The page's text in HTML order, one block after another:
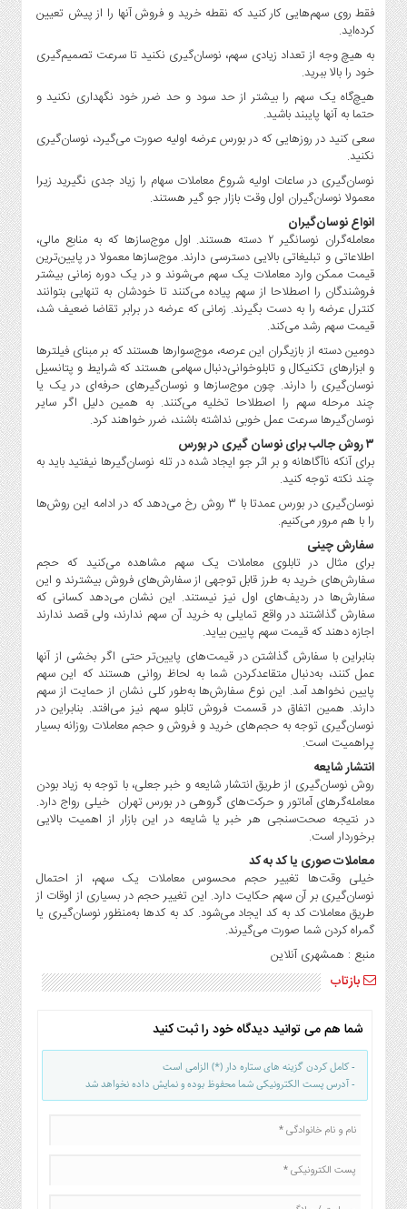
فقط روی سهم‌هایی کار کنید که نقطه خرید و فروش آنها را از پیش تعیین
کرده‌اید.
به هیچ وجه از تعداد زیادی سهم، نوسان‌گیری نکنید تا سرعت تصمیم‌گیری
خود را بالا ببرید.
هیچ‌گاه یک سهم را بیشتر از حد سود و حد ضرر خود نگهداری نکنید و
حتما به آنها پایبند باشید.
سعی کنید در روزهایی که در بورس عرضه اولیه صورت می‌گیرد، نوسان‌گیری
نکنید.
نوسان‌گیری در ساعات اولیه شروع معاملات سهام را زیاد جدی نگیرید زیرا
معمولا نوسان‌گیران اول وقت بازار جو گیر هستند.
انواع نوسان‌گیران
معامله‌گران نوسانگیر ۲ دسته هستند. اول موج‌سازها که به منابع مالی،
اطلاعاتی و تبلیغاتی بالایی دسترسی دارند. موج‌سازها معمولا در پایین‌ترین
قیمت ممکن وارد معاملات یک سهم می‌شوند و در یک دوره زمانی بیشتر
فروشندگان را اصطلاحا از سهم پیاده می‌کنند تا خودشان به تنهایی بتوانند
کنترل عرضه را به ‌دست بگیرند. زمانی که عرضه در برابر تقاضا ضعیف شد،
قیمت سهم رشد می‌کند.
دومین دسته از بازیگران این عرصه، موج‌سوارها هستند که بر مبنای فیلترها
و ابزارهای تکنیکال و تابلوخوانی‌دنبال سهامی هستند که شرایط و پتانسیل
نوسان‌گیری را دارند. چون موج‌سازها و نوسان‌گیرهای حرفه‌ای در یک یا
چند مرحله سهم را اصطلاحا تخلیه می‌کنند. به همین دلیل اگر سایر
نوسان‌گیرها سرعت عمل خوبی نداشته باشند، ضرر خواهند کرد.
۳ روش جالب برای نوسان‌ گیری در بورس
برای آنکه ناآگاهانه و بر اثر جو ایجاد شده در تله نوسان‌گیرها نیفتید باید به
چند نکته توجه کنید.
نوسان‌گیری در بورس عمدتا با ۳ روش رخ می‌دهد که در ادامه این روش‌ها
را با هم مرور می‌کنیم.
سفارش چینی
برای مثال در تابلوی معاملات یک سهم مشاهده می‌کنید که حجم
سفارش‌های خرید به طرز قابل توجهی از سفارش‌های فروش بیشترند و این
سفارش‌ها در ردیف‌های اول نیز نیستند. این نشان می‌دهد کسانی که
سفارش گذاشتند در واقع تمایلی به خرید آن سهم ندارند، ولی قصد ندارند
اجازه دهند که قیمت سهم پایین بیاید.
بنابراین با سفارش گذاشتن در قیمت‌های پایین‌تر حتی اگر بخشی از آنها
عمل کنند، به‌دنبال متقاعدکردن شما به لحاظ روانی هستند که این سهم
پایین نخواهد آمد. این نوع سفارش‌ها به‌طور کلی نشان از حمایت از سهم
دارند. همین اتفاق در قسمت فروش تابلو سهم نیز می‌افتد. بنابراین در
نوسان‌گیری توجه به حجم‌های خرید و فروش و حجم معاملات روزانه بسیار
پراهمیت است.
انتشار شایعه
روش نوسان‌گیری از طریق انتشار شایعه و خبر جعلی، با توجه به زیاد بودن
معامله‌گرهای آماتور و حرکت‌های گروهی در بورس تهران خیلی رواج دارد.
در نتیجه صحت‌سنجی هر خبر یا شایعه در این بازار از اهمیت بالایی
برخوردار است.
معاملات صوری یا کد به کد
خیلی وقت‌ها تغییر حجم محسوس معاملات یک سهم، از احتمال
نوسان‌گیری بر آن سهم حکایت دارد. این تغییر حجم در بسیاری از اوقات از
طریق معاملات کد به کد ایجاد می‌شود. کد به کدها به‌منظور نوسان‌گیری یا
گمراه کردن شما صورت می‌گیرند.
منبع : همشهری آنلاین
بازتاب
شما هم می توانید دیدگاه خود را ثبت کنید
- کامل کردن گزینه های ستاره دار (*) الزامی است
- آدرس پست الکترونیکی شما محفوظ بوده و نمایش داده نخواهد شد